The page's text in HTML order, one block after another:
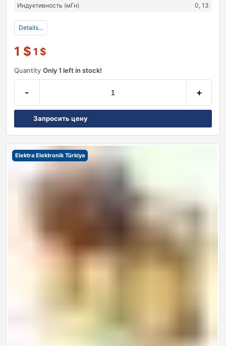
Индуктивность (мГн) 0, 13
Details...
1 $ 1 $
Quantity Only 1 left in stock!
- +
Запросить цену
Elektra Elektronik Türkiya